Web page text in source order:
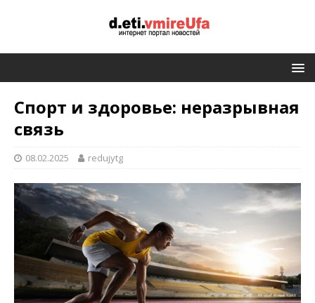
Спорт и здоровье: неразрывная
связь
08.02.2025 redujytg